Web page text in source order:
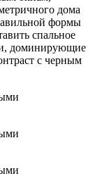
дома
формы
спальное
доминирующие
с черным